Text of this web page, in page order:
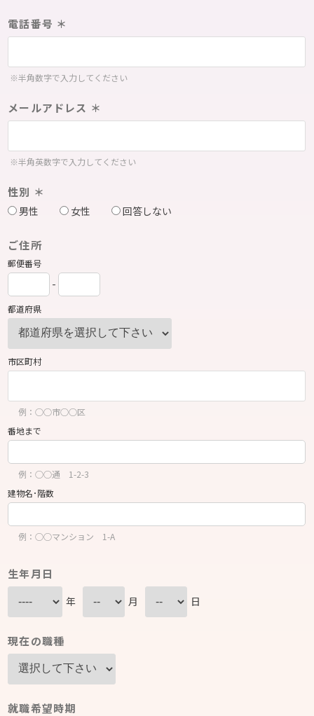
電話番号 ＊
※半角数字で入力してください
メールアドレス ＊
※半角英数字で入力してください
性別 ＊
男性 女性 回答しない
ご住所
郵便番号
-
都道府県
市区町村
例：○○市○○区
番地まで
例：○○通 1-2-3
建物名･階数
例：○○マンション 1-A
生年月日
年 月 日
現在の職種
就職希望時期